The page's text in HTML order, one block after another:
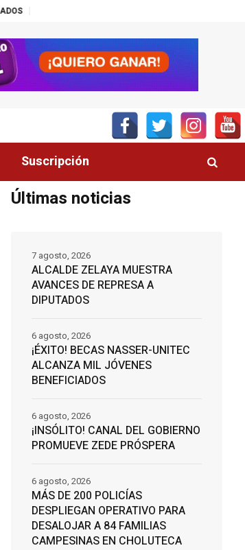
CANAL DEL GOBIERNO PROMUEVE ZEDE PRÓSPERA
Suscripción
Últimas noticias
ALCALDE ZELAYA MUESTRA
AVANCES DE REPRESA A
DIPUTADOS
7 agosto, 2026
¡ÉXITO! BECAS NASSER-UNITEC
ALCANZA MIL JÓVENES
BENEFICIADOS
6 agosto, 2026
¡INSÓLITO! CANAL DEL GOBIERNO
PROMUEVE ZEDE PRÓSPERA
6 agosto, 2026
MÁS DE 200 POLICÍAS
DESPLIEGAN OPERATIVO PARA
DESALOJAR A 84 FAMILIAS
CAMPESINAS EN CHOLUTECA
6 agosto, 2026